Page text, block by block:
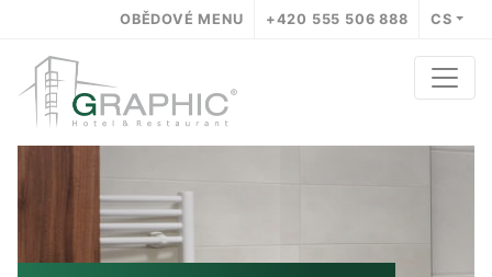
OBĚDOVÉ MENU +420 555 506 888 CS